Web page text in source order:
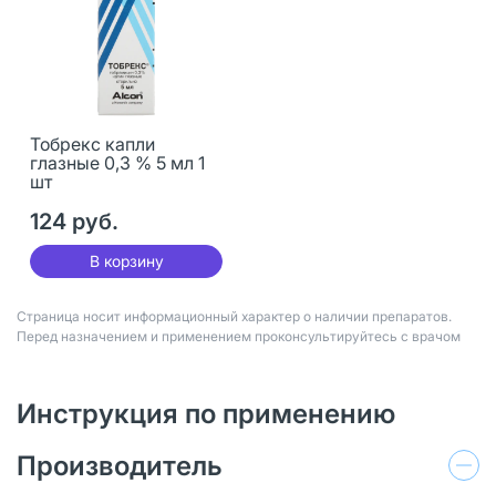
Тобрекс капли
глазные 0,3 % 5 мл 1
шт
124 руб.
В корзину
Страница носит информационный характер о наличии препаратов.
Перед назначением и применением проконсультируйтесь с врачом
Инструкция по применению
Производитель